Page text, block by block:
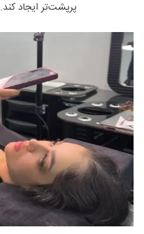
پرپشت‌تر ایجاد کند.